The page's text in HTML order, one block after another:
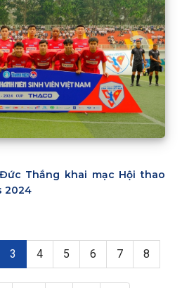
Thắng khai mạc Hội thao
2024
Trang hiện thời
3 Page
4 Page
5 Page
6 Page
7 Page
8